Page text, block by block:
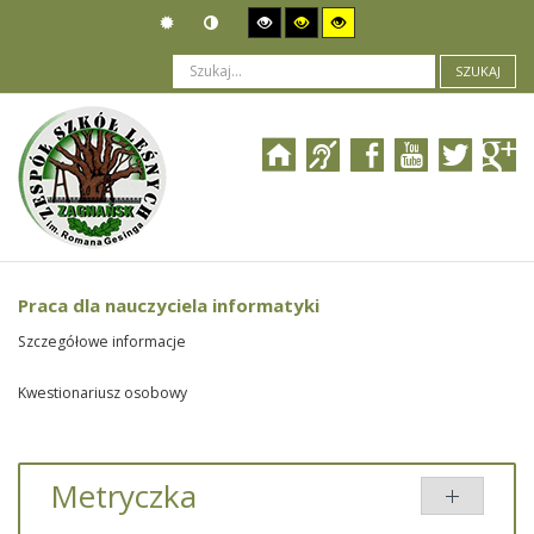
SZUKAJ
Jesteś tutaj: Ogłoszenia
Praca dla nauczyciela informatyki
Praca dla nauczyciela informatyki
Szczegółowe informacje
Kwestionariusz osobowy
Metryczka